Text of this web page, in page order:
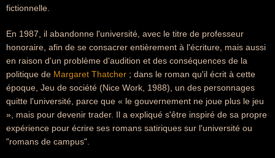
fictionnelle.
En 1987, il abandonne l'université, avec le titre de professeur
honoraire, afin de se consacrer entièrement à l'écriture, mais aussi
en raison d'un problème d'audition et des conséquences de la
politique de Margaret Thatcher ; dans le roman qu'il écrit à cette
époque, Jeu de société (Nice Work, 1988), un des personnages
quitte l'université, parce que « le gouvernement ne joue plus le jeu
», mais pour devenir trader. Il a expliqué s'être inspiré de sa propre
expérience pour écrire ses romans satiriques sur l'université ou
"romans de campus".